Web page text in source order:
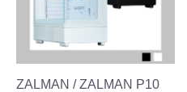
ZALMAN / ZALMAN P10